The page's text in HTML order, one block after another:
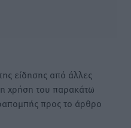
είδησης από άλλες
η χρήση του παρακάτω
προς το άρθρο